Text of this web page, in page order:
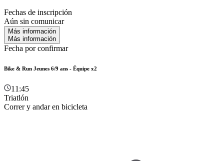
Fechas de inscripción
Aún sin comunicar
Más información
Más información
Fecha por confirmar
Bike & Run Jeunes 6/9 ans - Équipe x2
11:45
Triatlón
Correr y andar en bicicleta